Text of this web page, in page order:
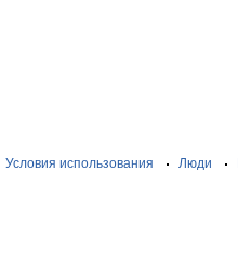
Условия использования Люди